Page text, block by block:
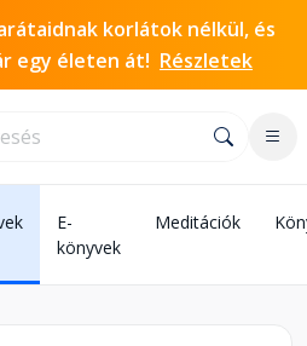
korlátok nélkül, és
egy életen át! Részletek
E-
könyvek
Meditációk